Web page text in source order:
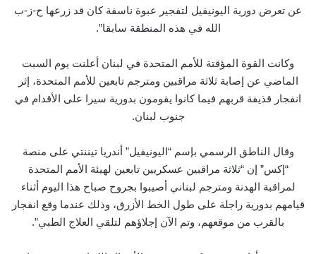
عن تعرض دورية اليونيفيل لتفجير عبوة ناسفة كان قد زرعها ح-ز-ب
الله في هذه المنطقة سابقا”.
وكانت القوة المؤقتة للأمم المتحدة في لبنان أعلنت يوم السبت
الماضي عن إصابة ثلاثة مراقبين ومترجم تابعين للأمم المتحدة، إثر
انفجار قذيفة قربهم فيما كانوا يقومون بدورية سيرا على الأقدام في
جنوب لبنان.
وقال الناطق الرسمي بإسم “اليونيفيل” أندريا تيننتي على منصة
“إكس” إن “ثلاثة مراقبين عسكريين تابعين لهيئة الأمم المتحدة
لمراقبة الهدنة ومترجم لبناني أصيبوا بجروح صباح هذا اليوم أثناء
قيامهم بدورية راجلة على طول الخط الأزرق، وذلك عندما وقع انفجار
بالقرب من موقعهم، وتم الآن إجلاؤهم لتلقي العلاج الطبي”.